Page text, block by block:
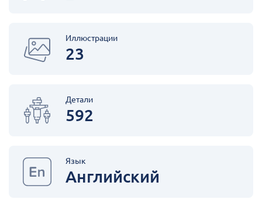
Иллюстрации
23
Детали
592
Язык
Английский